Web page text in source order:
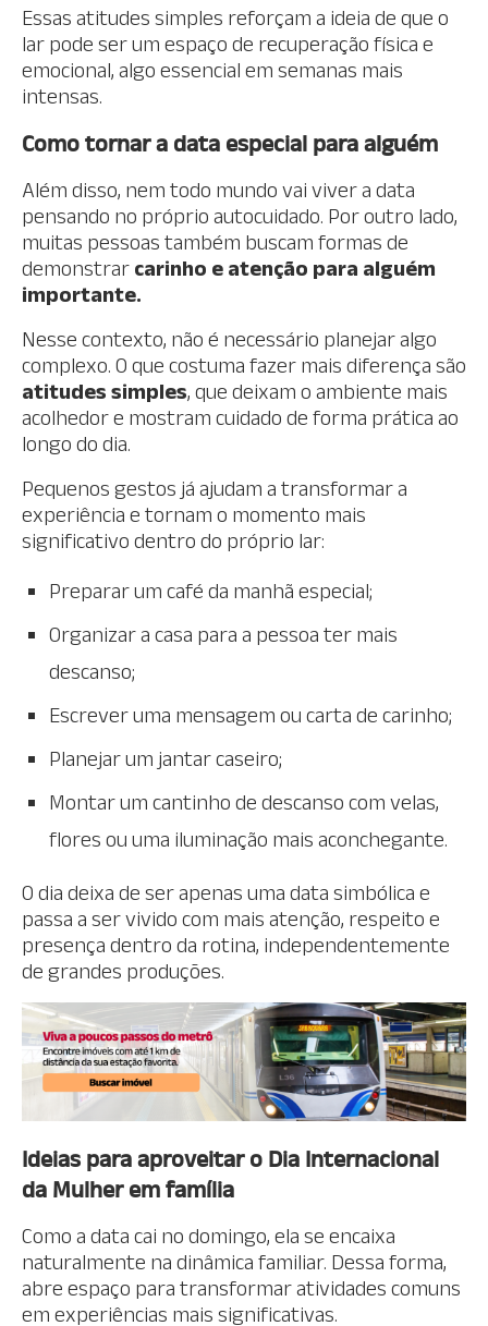
Essas atitudes simples reforçam a ideia de que o
lar pode ser um espaço de recuperação física e
emocional, algo essencial em semanas mais
intensas.
Como tornar a data especial para alguém
Além disso, nem todo mundo vai viver a data
pensando no próprio autocuidado. Por outro lado,
muitas pessoas também buscam formas de
demonstrar carinho e atenção para alguém
importante.
Nesse contexto, não é necessário planejar algo
complexo. O que costuma fazer mais diferença são
atitudes simples, que deixam o ambiente mais
acolhedor e mostram cuidado de forma prática ao
longo do dia.
Pequenos gestos já ajudam a transformar a
experiência e tornam o momento mais
significativo dentro do próprio lar:
Preparar um café da manhã especial;
Organizar a casa para a pessoa ter mais
descanso;
Escrever uma mensagem ou carta de carinho;
Planejar um jantar caseiro;
Montar um cantinho de descanso com velas,
flores ou uma iluminação mais aconchegante.
O dia deixa de ser apenas uma data simbólica e
passa a ser vivido com mais atenção, respeito e
presença dentro da rotina, independentemente
de grandes produções.
Ideias para aproveitar o Dia Internacional
da Mulher em família
Como a data cai no domingo, ela se encaixa
naturalmente na dinâmica familiar. Dessa forma,
abre espaço para transformar atividades comuns
em experiências mais significativas.